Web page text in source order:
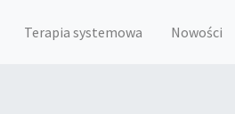
Terapia systemowa Nowości